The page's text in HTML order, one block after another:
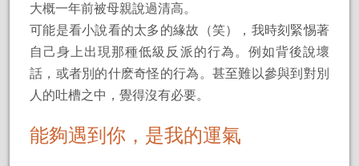
大概一年前被母親說過清高。
可能是看小說看的太多的緣故（笑），我時刻緊惕著
自己身上出現那種低級反派的行為。例如背後說壞
話，或者別的什麽奇怪的行為。甚至難以參與到對別
人的吐槽之中，覺得沒有必要。
能夠遇到你，是我的運氣